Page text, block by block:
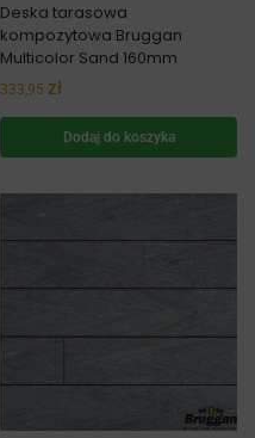
Deska tarasowa
kompozytowa Bruggan
Multicolor Sand 160mm
333,95 zł
Dodaj do koszyka